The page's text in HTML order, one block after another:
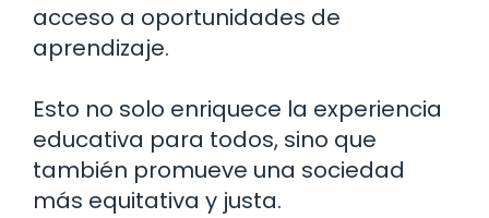
acceso a oportunidades de
aprendizaje.
Esto no solo enriquece la experiencia
educativa para todos, sino que
también promueve una sociedad
más equitativa y justa.